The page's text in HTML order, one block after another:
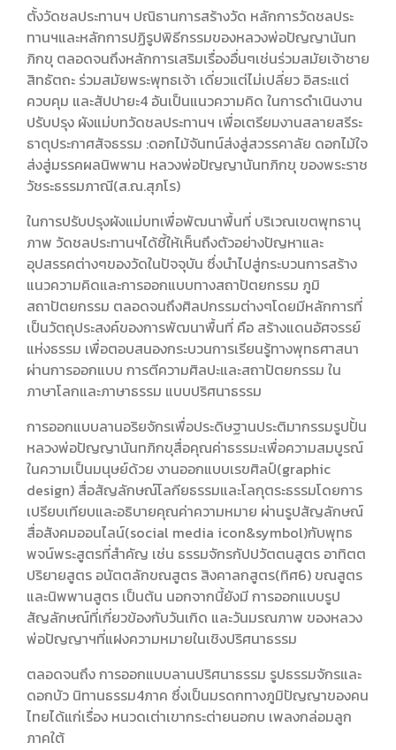
ตั้งวัดชลประทานฯ ปณิธานการสร้างวัด หลักการวัดชลประ
ทานฯและหลักการปฏิรูปพิธีกรรมของหลวงพ่อปัญญานันท
ภิกขุ ตลอดจนถึงหลักการเสริมเรื่องอื่นๆเช่นร่วมสมัยเจ้าชาย
สิทธัตถะ ร่วมสมัยพระพุทธเจ้า เดี่ยวแต่ไม่เปลี่ยว อิสระแต่
ควบคุม และสัปปายะ4 อันเป็นแนวความคิด ในการดำเนินงาน
ปรับปรุง ผังแม่บทวัดชลประทานฯ เพื่อเตรียมงานสลายสรีระ
ธาตุประกาศสัจธรรม :ดอกไม้จันทน์ส่งสู่สวรรคาลัย ดอกไม้ใจ
ส่งสู่มรรคผลนิพพาน หลวงพ่อปัญญานันทภิกขุ ของพระราช
วัชระธรรมภาณี(ส.ณ.สุภโร)
ในการปรับปรุงผังแม่บทเพื่อพัฒนาพื้นที่ บริเวณเขตพุทธานุ
ภาพ วัดชลประทานฯได้ชี้ให้เห็นถึงตัวอย่างปัญหาและ
อุปสรรคต่างๆของวัดในปัจจุบัน ซึ่งนำไปสู่กระบวนการสร้าง
แนวความคิดและการออกแบบทางสถาปัตยกรรม ภูมิ
สถาปัตยกรรม ตลอดจนถึงศิลปกรรมต่างๆโดยมีหลักการที่
เป็นวัตถุประสงค์ของการพัฒนาพื้นที่ คือ สร้างแดนอัศจรรย์
แห่งธรรม เพื่อตอบสนองกระบวนการเรียนรู้ทางพุทธศาสนา
ผ่านการออกแบบ การตีความศิลปะและสถาปัตยกรรม ใน
ภาษาโลกและภาษาธรรม แบบปริศนาธรรม
การออกแบบลานอริยจักรเพื่อประดิษฐานประติมากรรมรูปปั้น
หลวงพ่อปัญญานันทภิกขุสื่อคุณค่าธรรมะเพื่อความสมบูรณ์
ในความเป็นมนุษย์ด้วย งานออกแบบเรขศิลป์(graphic
design) สื่อสัญลักษณ์โลกียธรรมและโลกุตระธรรมโดยการ
เปรียบเทียบและอธิบายคุณค่าความหมาย ผ่านรูปสัญลักษณ์
สื่อสังคมออนไลน์(social media icon&symbol)กับพุทธ
พจน์พระสูตรที่สำคัญ เช่น ธรรมจักรกัปปวัตตนสูตร อาทิตต
ปริยายสูตร อนัตตลักขณสูตร สิงคาลกสูตร(ทิศ6) ขณสูตร
และนิพพานสูตร เป็นต้น นอกจากนี้ยังมี การออกแบบรูป
สัญลักษณ์ที่เกี่ยวข้องกับวันเกิด และวันมรณภาพ ของหลวง
พ่อปัญญาฯที่แฝงความหมายในเชิงปริศนาธรรม
ตลอดจนถึง การออกแบบลานปริศนาธรรม รูปธรรมจักรและ
ดอกบัว นิทานธรรม4ภาค ซึ่งเป็นมรดกทางภูมิปัญญาของคน
ไทยได้แก่เรื่อง หนวดเต่าเขากระต่ายนอกบ เพลงกล่อมลูก
ภาคใต้